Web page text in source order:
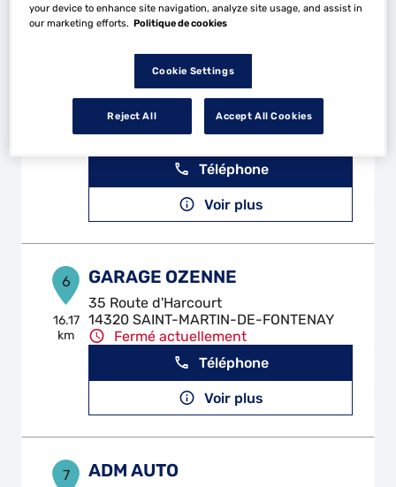
km
GARAGE RINCENT
35 Route D'Harcourt (Saint Martin De
Fontenay)
14320 SAINT-MARTIN-DE-MAY
Téléphone
Voir plus
6
16.17
km
GARAGE OZENNE
35 Route d'Harcourt
14320 SAINT-MARTIN-DE-FONTENAY
Fermé actuellement
Téléphone
Voir plus
7 ADM AUTO
your device to enhance site navigation, analyze site usage, and assist in
our marketing efforts. Politique de cookies
Cookie Settings
Reject All Accept All Cookies